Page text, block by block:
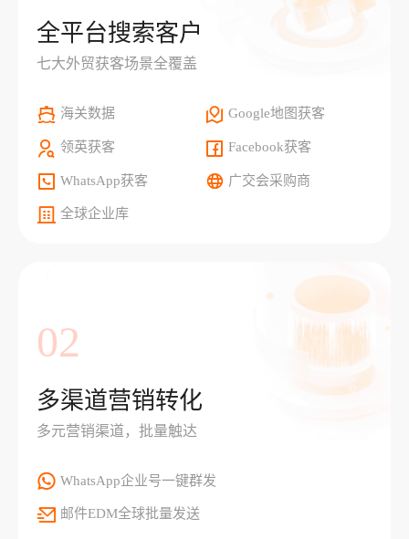
全平台搜索客户
七大外贸获客场景全覆盖
海关数据 Google地图获客
领英获客 Facebook获客
WhatsApp获客 广交会采购商
全球企业库
02
多渠道营销转化
多元营销渠道，批量触达
WhatsApp企业号一键群发
邮件EDM全球批量发送